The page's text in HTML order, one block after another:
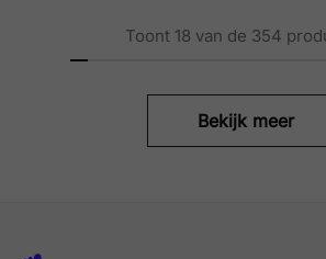
Toont18 van de 354
Bekijk meer